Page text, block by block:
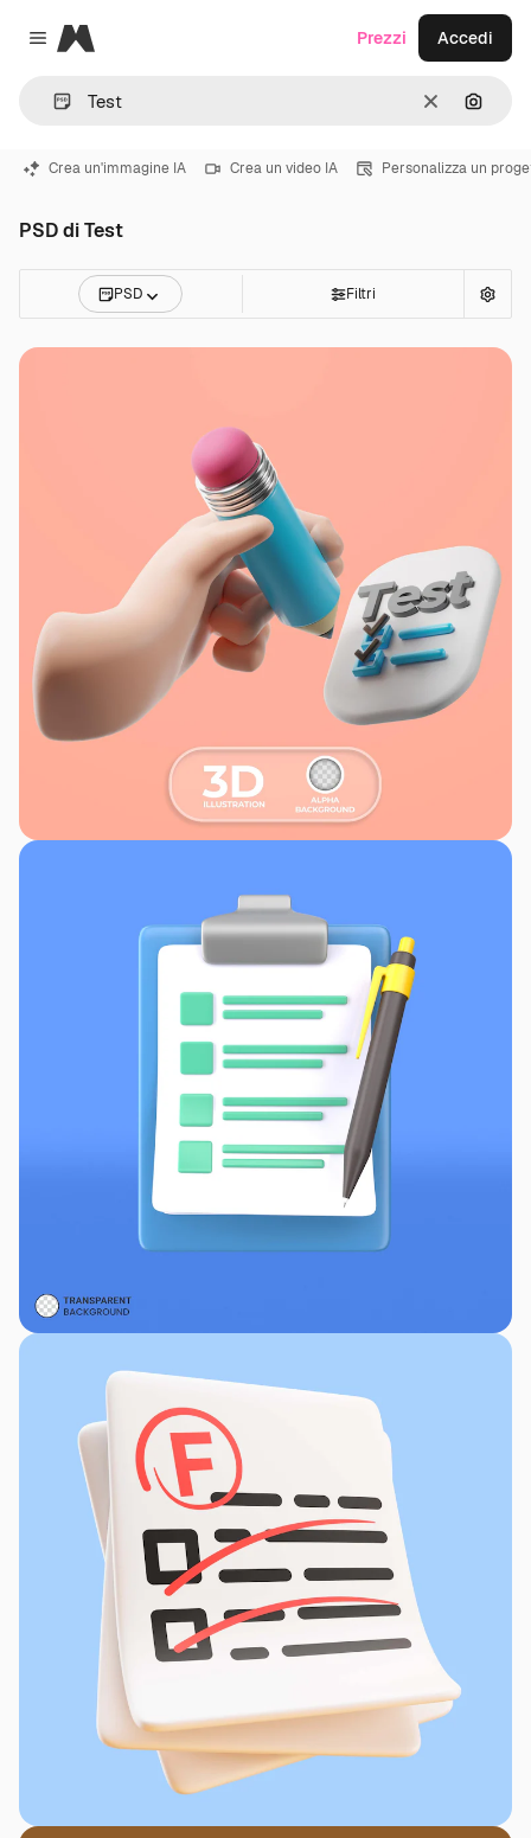
Close menu
Magnific
CancellaCerca
Prezzi Accedi
Crea un'immagine IA Crea un video IA Personalizza un
PSD di Test
PSD Filtri